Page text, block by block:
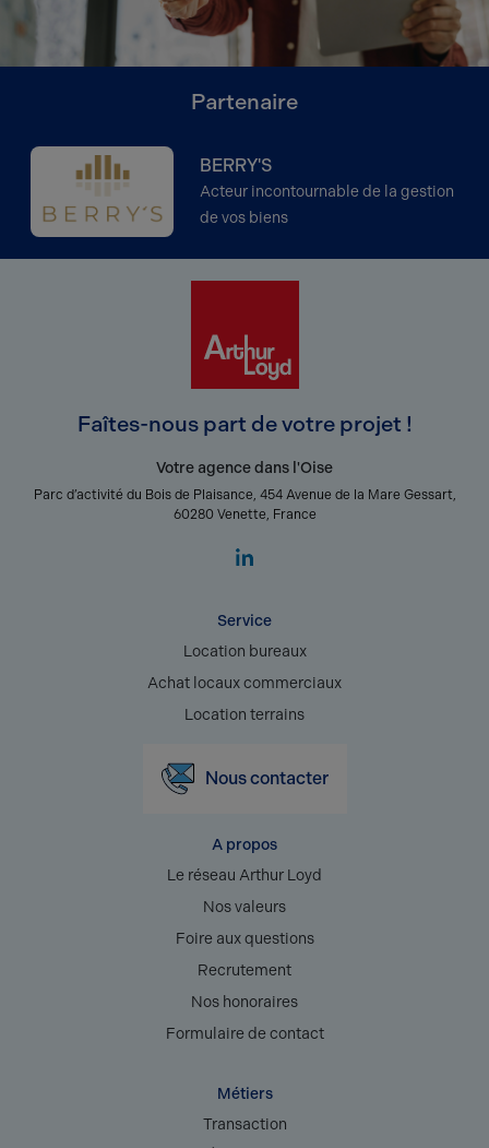
Partenaire
BERRY'S
Acteur incontournable de la gestion
de vos biens
Faîtes-nous part de votre projet !
Votre agence dans l'Oise
Parc d’activité du Bois de Plaisance, 454 Avenue de la Mare Gessart,
60280 Venette, France
Service
Location bureaux
Achat locaux commerciaux
Location terrains
Nous contacter
A propos
Le réseau Arthur Loyd
Nos valeurs
Foire aux questions
Recrutement
Nos honoraires
Formulaire de contact
Métiers
Transaction